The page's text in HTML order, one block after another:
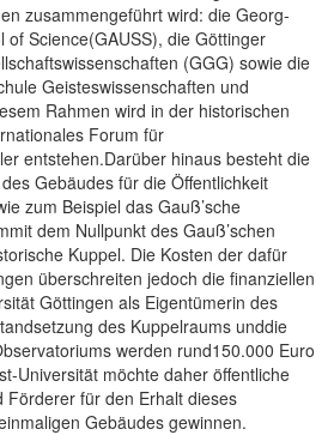
zusammengeführt wird: die Georg-
of Science(GAUSS), die Göttinger
(GGG) sowie die
Geisteswissenschaften und
Rahmen wird in der historischen
Forum für
entstehen.Darüber hinaus besteht die
Gebäudes für die Öffentlichkeit
zum Beispiel das Gauß’sche
dem Nullpunkt des Gauß’schen
Kuppel. Die Kosten der dafür
überschreiten jedoch die finanziellen
Göttingen als Eigentümerin des
des Kuppelraums unddie
werden rund150.000 Euro
Universität möchte daher öffentliche
Förderer für den Erhalt dieses
Gebäudes gewinnen.